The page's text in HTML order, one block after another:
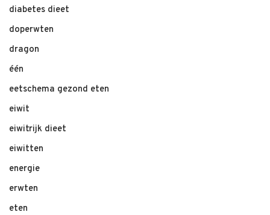
diabetes dieet
doperwten
dragon
één
eetschema gezond eten
eiwit
eiwitrijk dieet
eiwitten
energie
erwten
eten